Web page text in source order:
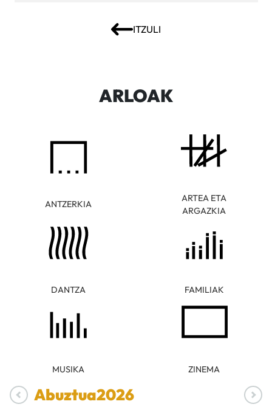
ITZULI
ARLOAK
ANTZERKIA
ARTEA ETA
ARGAZKIA
DANTZA FAMILIAK
MUSIKA ZINEMA
Abuztua2026